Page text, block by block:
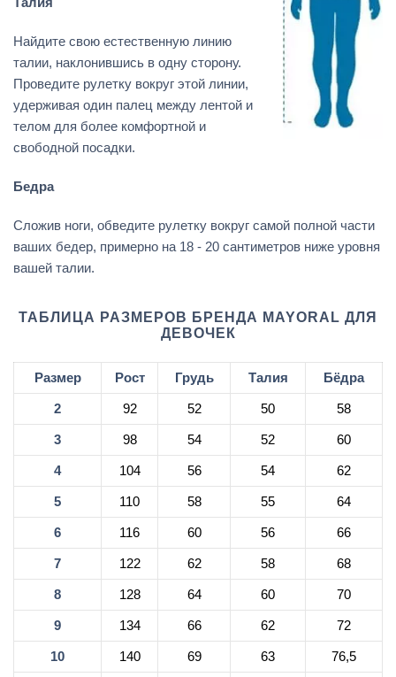
Найдите свою естественную линию
талии, наклонившись в одну сторону.
Проведите рулетку вокруг этой линии,
удерживая один палец между лентой и
телом для более комфортной и
свободной посадки.
Бедра
Сложив ноги, обведите рулетку вокруг самой полной части
ваших бедер, примерно на 18 - 20 сантиметров ниже уровня
вашей талии.
ТАБЛИЦА РАЗМЕРОВ БРЕНДА MAYORAL ДЛЯ
ДЕВОЧЕК
Размер Рост Грудь Талия Бёдра
2 92 52 50 58
3 98 54 52 60
4 104 56 54 62
5 110 58 55 64
6 116 60 56 66
7 122 62 58 68
8 128 64 60 70
9 134 66 62 72
10 140 69 63 76,5